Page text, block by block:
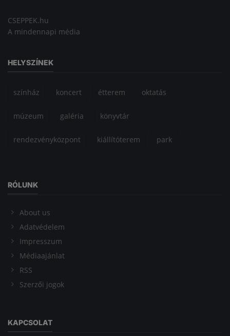
CSEPPEK.hu
A mindennapi média
HELYSZÍNEK
színház koncert étterem oktatás
múzeum galéria könyvtár
rendezvényközpont kiállítóterem park
RÓLUNK
About us
Adatvédelem
Impresszum
Médiaajánlat
RSS
Szerzői jogok
KAPCSOLAT